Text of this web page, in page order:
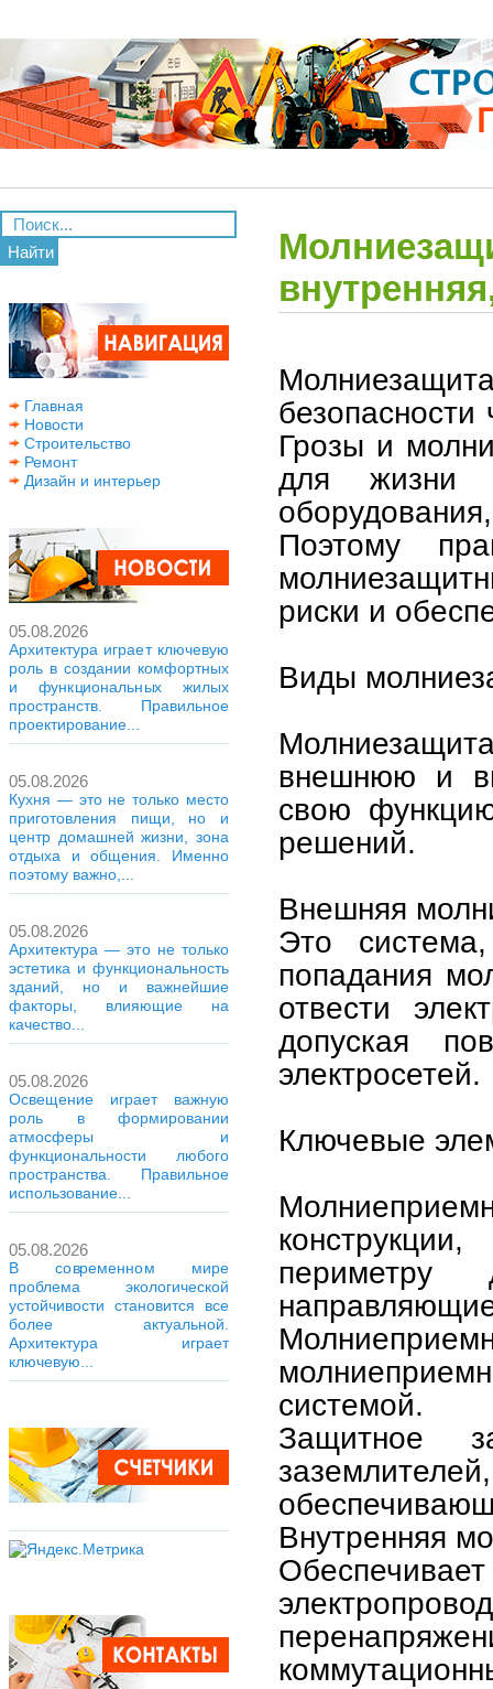
Найти
Главная
Новости
Строительство
Ремонт
Дизайн и интерьер
05.08.2026
Архитектура играет ключевую
роль в создании комфортных
и функциональных жилых
пространств. Правильное
проектирование...
05.08.2026
Кухня — это не только место
приготовления пищи, но и
центр домашней жизни, зона
отдыха и общения. Именно
поэтому важно,...
05.08.2026
Архитектура — это не только
эстетика и функциональность
зданий, но и важнейшие
факторы, влияющие на
качество...
05.08.2026
Освещение играет важную
роль в формировании
атмосферы и
функциональности любого
пространства. Правильное
использование...
05.08.2026
В современном мире
проблема экологической
устойчивости становится все
более актуальной.
Архитектура играет
ключевую...
Грозы и
для жизни
Поэтому
риски и
Виды
внешнюю и
свою
решений.
Внешняя
Это
попадания
отвести
допуская
электросетей.
Ключевые
системой.
Защитное
Внутренняя